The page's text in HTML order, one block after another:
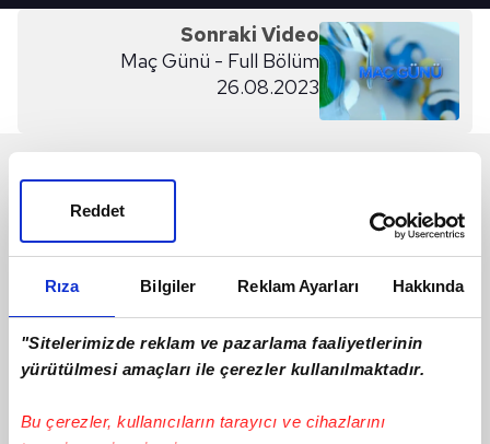
Rıza Bilgiler Reklam Ayarları Hakkında
"Sitelerimizde reklam ve pazarlama faaliyetlerinin
yürütülmesi amaçları ile çerezler kullanılmaktadır.
Bu çerezler, kullanıcıların tarayıcı ve cihazlarını
Reddet
Sonraki Video
Maç Günü - Full Bölüm
26.08.2023
SON 24 SAAT